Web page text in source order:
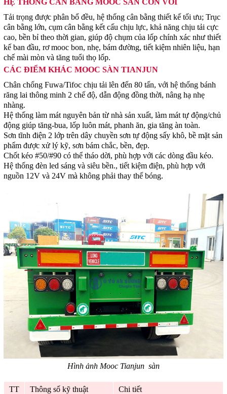
HỆ THỐNG CÂN BẰNG MOOC SÀN CON VOI
Tải trọng được phân bổ đều, hệ thống cân bằng thiết kế tối ưu; Trục
cân bằng lớn, cụm cân bằng kết cấu chịu lực, khả năng chịu tải cực
cao, bền bỉ theo thời gian, giúp độ chụm của lốp chính xác như thiết
kế ban đầu, rơ mooc bon, nhẹ, bám đường, tiết kiệm nhiên liệu, hạn
chế mài mòn và tăng tuổi thọ lốp.
CÁC ĐIỂM KHÁC MOOC SÀN TIANJUN
Chân chống Fuwa/Tifoc chịu tải lên đến 80 tấn, với hệ thống bánh
răng lai thông minh 2 chế độ, dẫn động đồng thời, nâng hạ nhẹ
nhàng.
Hệ thống làm mát nguyên bản từ nhà sản xuất, làm mát tự động/chủ
động giúp tăng-bua, lốp luôn mát, phanh ăn, gia tăng àn toàn.
Sơn tĩnh điện 2 lớp trên dây chuyền sơn tự động sấy khô, bề mặt sản
phẩm được xử lý kỹ, sơn bám chắc, bền, đẹp.
Chốt kéo #50/#90 có thể tháo dời, phù hợp với các dòng đầu kéo.
Hệ thống đèn led sáng và siêu bền., tiết kiệm điện, phù hợp với
nguồn 12V và 24V mà không phải thay thế bóng.
Hình ảnh Mooc Tianjun sàn
TT Thông số kỹ thuật
Chi tiết